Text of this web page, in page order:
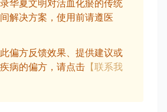
华夏文明对活血化瘀的传统
解决方案，使用前请遵医
偏方反馈效果、提供建议或
病的偏方，请点击 【联系我